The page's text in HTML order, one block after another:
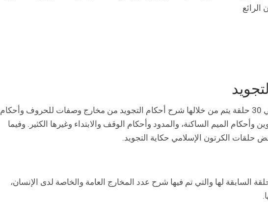
الرائع
يحتوي كرتون أحكام التجويد على حوالي 30 حلقة يتم من خلالها شرح أحكام التجويد من مخارج وصفات للحروف وأحكام
وأحكام الميم الساكنة، والمدود وأحكام الوقف والابتداء وغيرها الكثير. وفيما
الكرتون الإسلامي حكاية التجويد.
السابقة لها والتي تم فيها شرح عدد المخارج العامة والخاصة لدى الإنسان،